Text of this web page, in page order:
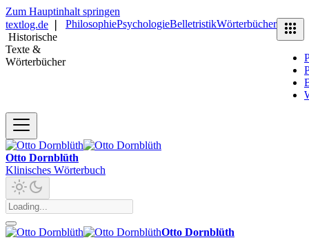
Zum Hauptinhalt springen
textlog.de
Historische
Texte &
Wörterbücher
PhilosophiePsychologieBelletristikWörterbücher
Otto Dornblüth
Klinisches Wörterbuch
Otto Dornblüth